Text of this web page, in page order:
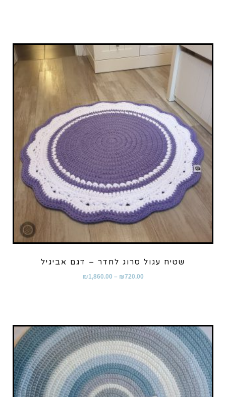
שטיח עגול סרוג לחדר – דגם אביגיל
₪720.00
–
₪1,860.00